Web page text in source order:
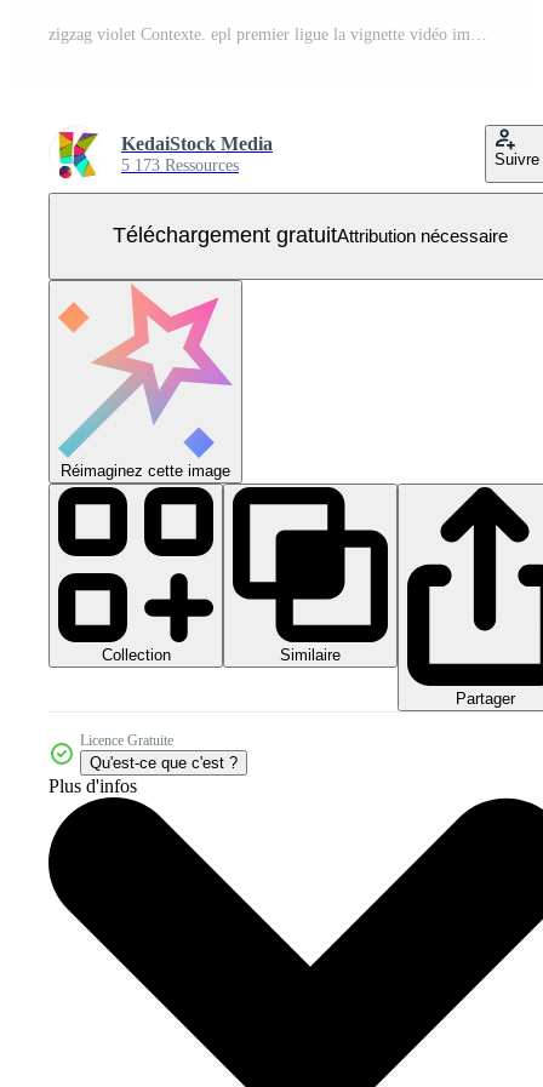
KedaiStock Media
5 173 Ressources Suivre
Téléchargement gratuitAttribution nécessaire
Réimaginez cette image
Collection Similaire
Partager
Licence Gratuite
Qu'est-ce que c'est ?
Plus d'infos